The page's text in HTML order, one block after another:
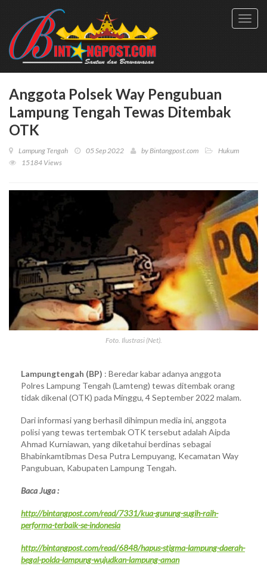
Anggota Polsek Way Pengubuan
Lampung Tengah Tewas Ditembak
OTK
Lampung Tengah 05 Sep 2022 by Bintangpost.com
Hukum
15184 Views
Foto. Ilustrasi (Net).
Lampungtengah (BP) : Beredar kabar adanya anggota
Polres Lampung Tengah (Lamteng) tewas ditembak orang
tidak dikenal (OTK) pada Minggu, 4 September 2022 malam.
Dari informasi yang berhasil dihimpun media ini, anggota
polisi yang tewas tertembak OTK tersebut adalah Aipda
Ahmad Kurniawan, yang diketahui berdinas sebagai
Bhabinkamtibmas Desa Putra Lempuyang, Kecamatan Way
Pangubuan, Kabupaten Lampung Tengah.
Baca Juga :
http://bintangpost.com/read/7331/kua-gunung-sugih-raih-
performa-terbaik-se-indonesia
http://bintangpost.com/read/6848/hapus-stigma-lampung-daerah-
begal-polda-lampung-wujudkan-lampung-aman